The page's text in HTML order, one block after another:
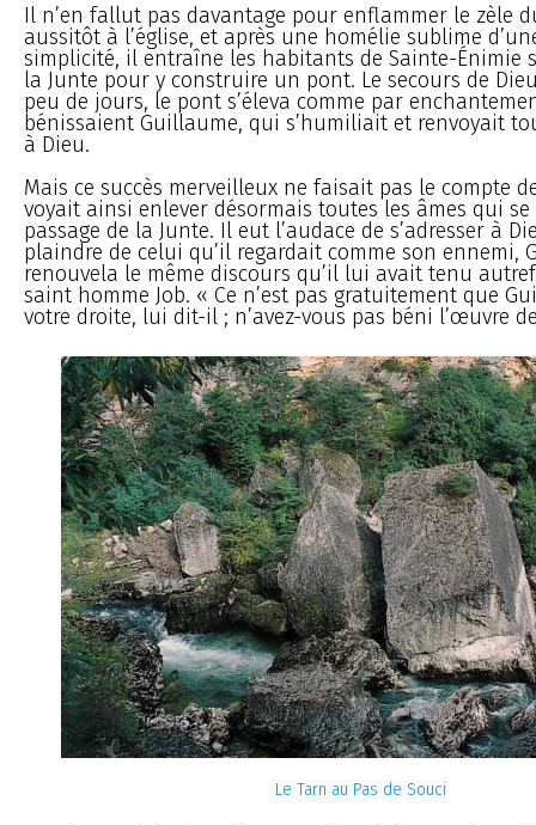
Il n’en fallut pas davantage pour enflammer le zèle
aussitôt à l’église, et après une homélie sublime
simplicité, il entraîne les habitants de Sainte-Énimie
la Junte pour y construire un pont. Le secours de
peu de jours, le pont s’éleva comme par
bénissaient Guillaume, qui s’humiliait et renvoyait
à Dieu.
Mais ce succès merveilleux ne faisait pas le compte
voyait ainsi enlever désormais toutes les âmes qui
passage de la Junte. Il eut l’audace de s’adresser à
plaindre de celui qu’il regardait comme son ennemi,
renouvela le même discours qu’il lui avait tenu
saint homme Job. « Ce n’est pas gratuitement que
votre droite, lui dit-il ; n’avez-vous pas béni l’œuvre
Le Tarn au Pas de Souci